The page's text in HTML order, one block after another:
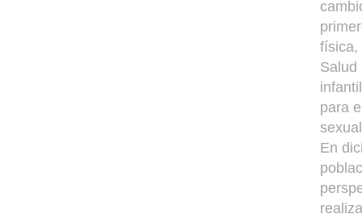
física,
Salud
para
En